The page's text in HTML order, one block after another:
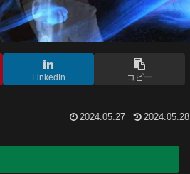
LinkedIn コピー
2024.05.27 2024.05.28